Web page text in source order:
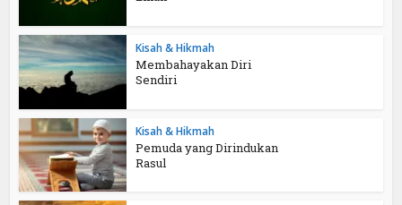
Kisah & Hikmah
Membahayakan Diri
Sendiri
Kisah & Hikmah
Pemuda yang Dirindukan
Rasul